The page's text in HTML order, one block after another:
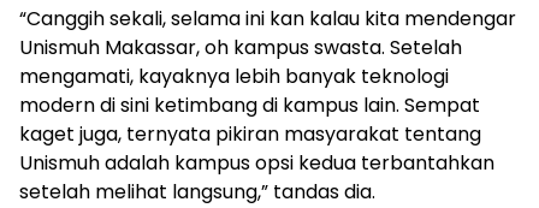
“Canggih sekali, selama ini kan kalau kita mendengar
Unismuh Makassar, oh kampus swasta. Setelah
mengamati, kayaknya lebih banyak teknologi
modern di sini ketimbang di kampus lain. Sempat
kaget juga, ternyata pikiran masyarakat tentang
Unismuh adalah kampus opsi kedua terbantahkan
setelah melihat langsung,” tandas dia.